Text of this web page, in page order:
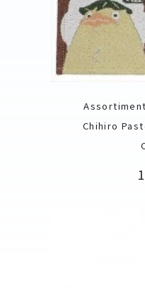
Chihiro